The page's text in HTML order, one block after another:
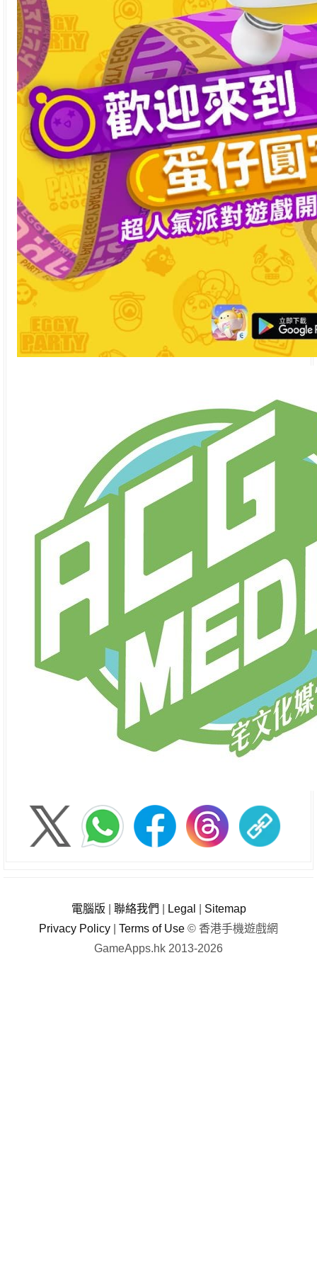
電腦版 聯絡我們 Legal
Sitemap
Privacy Policy
Terms of Use © 香港手機遊戲網
GameApps.hk 2013-2026